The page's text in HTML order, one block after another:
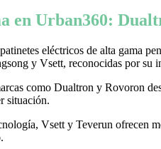
en Urban360:
eléctricos de alta gama
y Vsett, reconocidas por su
como Dualtron y Rovoron
situación.
Vsett y Teverun ofrecen